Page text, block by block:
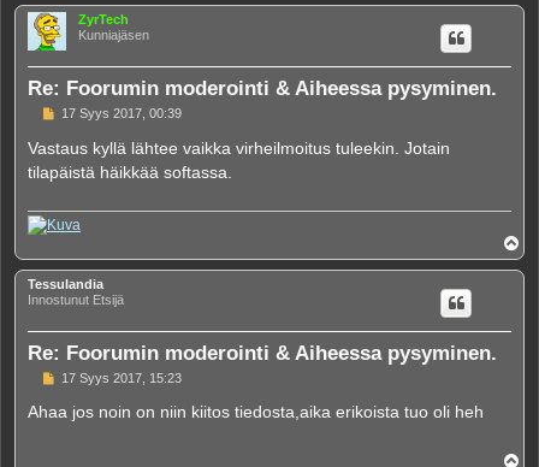
ö
ZyrTech
Kunniajäsen
Re: Foorumin moderointi & Aiheessa pysyminen.
V
e
s
t
17 Syys 2017, 00:39
Vastaus kyllä lähtee vaikka virheilmoitus tuleekin. Jotain
tilapäistä häikkää softassa.
l
ö
Tessulandia
Innostunut Etsijä
Re: Foorumin moderointi & Aiheessa pysyminen.
V
e
17 Syys 2017, 15:23
Ahaa jos noin on niin kiitos tiedosta,aika erikoista tuo oli heh